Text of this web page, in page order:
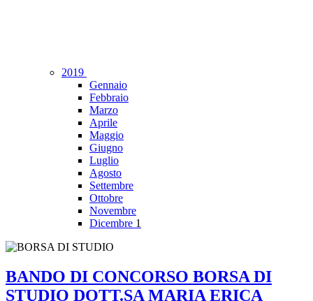
2019
Gennaio
Febbraio
Marzo
Aprile
Maggio
Giugno
Luglio
Agosto
Settembre
Ottobre
Novembre
Dicembre 1
BANDO DI CONCORSO BORSA DI
STUDIO DOTT.SA MARIA ERICA